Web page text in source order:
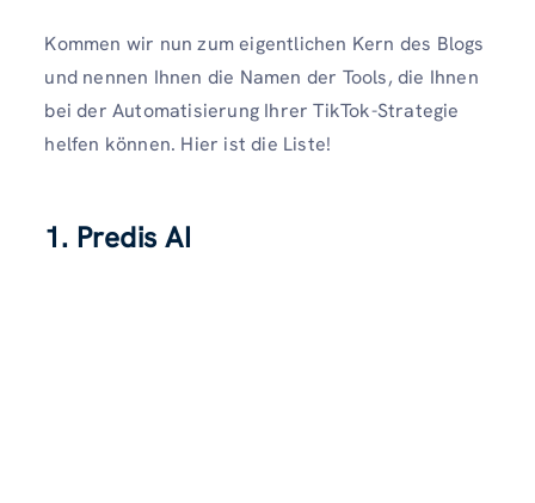
Kommen wir nun zum eigentlichen Kern des Blogs
und nennen Ihnen die Namen der Tools, die Ihnen
bei der Automatisierung Ihrer TikTok-Strategie
helfen können. Hier ist die Liste!
1. Predis AI